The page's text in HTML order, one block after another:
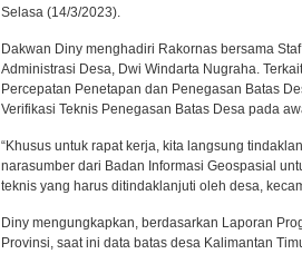
Selasa (14/3/2023).
Dakwan Diny menghadiri Rakornas bersama
Administrasi Desa, Dwi Windarta Nugraha.
Percepatan Penetapan dan Penegasan Batas
Verifikasi Teknis Penegasan Batas Desa pada
“Khusus untuk rapat kerja, kita langsung
narasumber dari Badan Informasi Geospasial
teknis yang harus ditindaklanjuti oleh desa,
Diny mengungkapkan, berdasarkan Laporan
Provinsi, saat ini data batas desa Kalimantan